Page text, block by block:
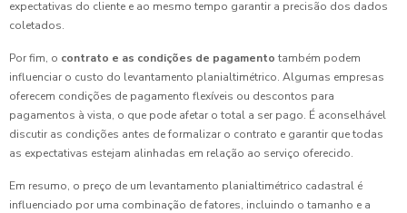
expectativas do cliente e ao mesmo tempo garantir a precisão dos dados
coletados.
Por fim, o contrato e as condições de pagamento também podem
influenciar o custo do levantamento planialtimétrico. Algumas empresas
oferecem condições de pagamento flexíveis ou descontos para
pagamentos à vista, o que pode afetar o total a ser pago. É aconselhável
discutir as condições antes de formalizar o contrato e garantir que todas
as expectativas estejam alinhadas em relação ao serviço oferecido.
Em resumo, o preço de um levantamento planialtimétrico cadastral é
influenciado por uma combinação de fatores, incluindo o tamanho e a